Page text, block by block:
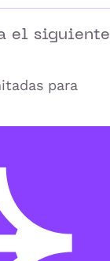
el siguiente
para